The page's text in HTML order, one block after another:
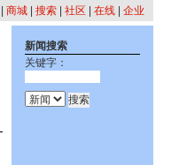
商城 搜索 社区 在线 企业
新闻搜索
关键字：